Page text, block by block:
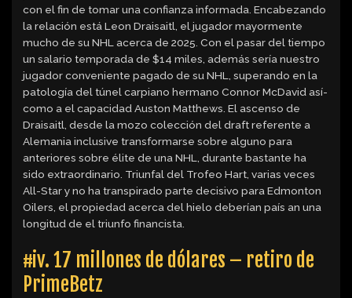
con el fin de tomar una confianza informada. Encabezando
la relación está Leon Draisaitl, el jugador mayormente
mucho de su NHL acerca de 2025.Con el pasar del tiempo
un salario temporada de $14 miles, además serí­a nuestro
jugador conveniente pagado de su NHL, superando en la
patologí­a del túnel carpiano hermano Connor McDavid así­
como a el capacidad Auston Matthews. El ascenso de
Draisaitl, desde la mozo colección del draft referente a
Alemania inclusive transformarse sobre alguno para
anteriores sobre élite de una NHL, durante bastante ha
sido extraordinario. Triunfal del Trofeo Hart, varias veces
All-Star y no ha transpirado parte decisivo para Edmonton
Oilers, el propiedad acerca del hielo deberían país an una
longitud de el triunfo financista.
#iv. 17 millones de dólares – retiro de
PrimeBetz